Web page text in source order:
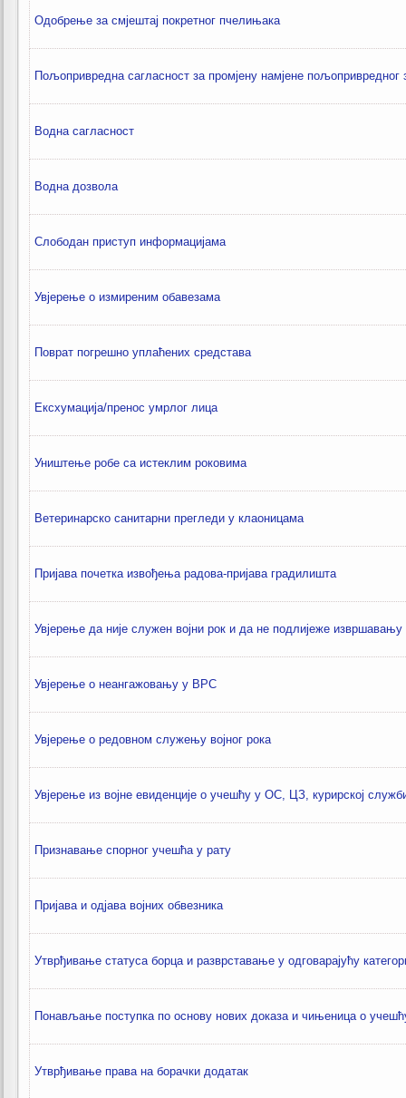
Одобрење за смјештај покретног пчелињака
Пољопривредна сагласност за промјену намјене
Водна сагласност
Водна дозвола
Слободан приступ информацијама
Увјерење о измиреним обавезама
Поврат погрешно уплаћених средстава
Ексхумација/пренос умрлог лица
Уништење робе са истеклим роковима
Ветеринарско санитарни прегледи у клаоницама
Пријава почетка извођења радова-пријава градилишта
Увјерење да није служен војни рок и да не подлијеже извршавању
Увјерење о неангажовању у ВРС
Увјерење о редовном служењу војног рока
Увјерење из војне евиденције о учешћу у ОС, ЦЗ, курирској
Признавање спорног учешћа у рату
Пријава и одјава војних обвезника
Утврђивање статуса борца и разврставање у одговарајућу
Понављање поступка по основу нових доказа и чињеница о
Утврђивање права на борачки додатак